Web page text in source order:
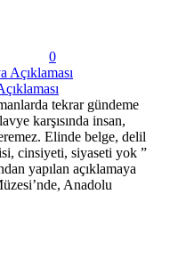
0
tekrar gündeme
karşısında insan,
Elinde belge, delil
cinsiyeti, siyaseti yok ”
yapılan açıklamaya
Anadolu